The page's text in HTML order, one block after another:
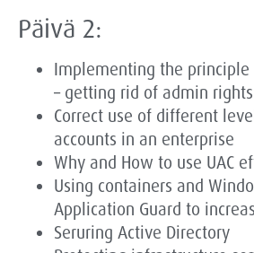
Päivä 2:
Implementing the
– getting rid of admin
Correct use of different
accounts in an enterprise
Why and How to use UAC
Using containers and
Application Guard to
Seruring Active Directory